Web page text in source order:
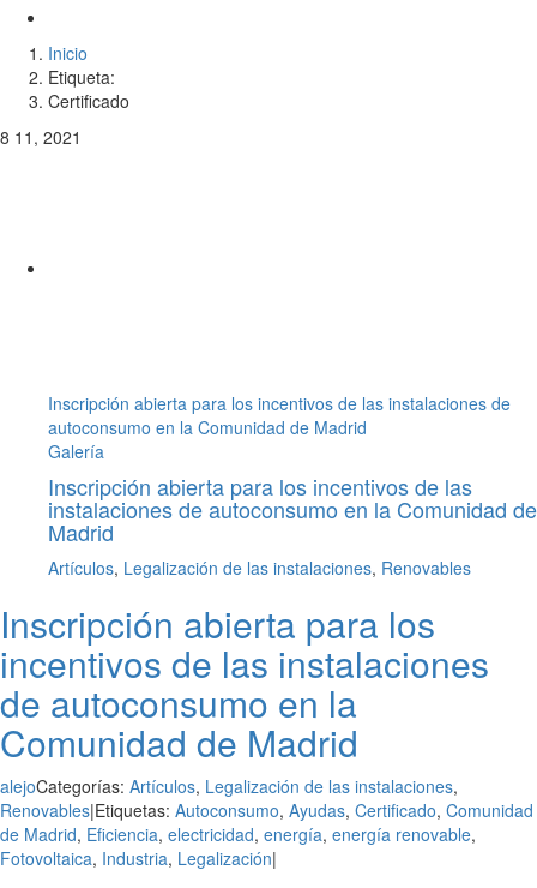
Inicio
Etiqueta:
Certificado
8 11, 2021
Inscripción abierta para los incentivos de las instalaciones de
autoconsumo en la Comunidad de Madrid
Galería
Inscripción abierta para los incentivos de las
instalaciones de autoconsumo en la Comunidad de
Madrid
Artículos, Legalización de las instalaciones, Renovables
Inscripción abierta para los
incentivos de las instalaciones
de autoconsumo en la
Comunidad de Madrid
alejoCategorías: Artículos, Legalización de las instalaciones,
Renovables|Etiquetas: Autoconsumo, Ayudas, Certificado, Comunidad
de Madrid, Eficiencia, electricidad, energía, energía renovable,
Fotovoltaica, Industria, Legalización|